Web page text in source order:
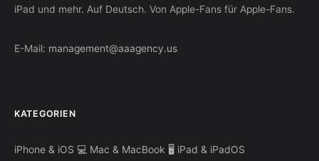
iPad und mehr. Auf Deutsch. Von Apple-Fans für Apple-Fans.
E-Mail: management@aaagency.us
KATEGORIEN
iPhone & iOS 💻 Mac & MacBook 🖥️ iPad & iPadOS